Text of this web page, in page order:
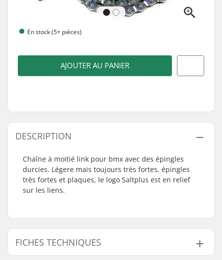
En stock (5+ pièces)
AJOUTER AU PANIER
DESCRIPTION
Chaîne à moitié link pour bmx avec des épingles
durcies. Légere mais toujours très fortes, épingles
très fortes et plaques, le logo Saltplus est en relief
sur les liens.
FICHES TECHNIQUES